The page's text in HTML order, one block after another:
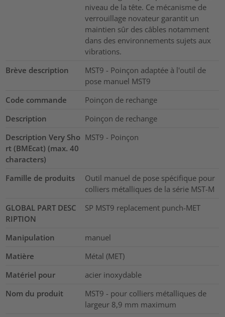
niveau de la tête. Ce mécanisme de
verrouillage novateur garantit un
maintien sûr des câbles notamment
dans des environnements sujets aux
vibrations.
Brève description
MST9 - Poinçon adaptée à l'outil de
pose manuel MST9
Code commande
Poinçon de rechange
Description
Poinçon de rechange
Description Very Sho
rt (BMEcat) (max. 40
characters)
MST9 - Poinçon
Famille de produits
Outil manuel de pose spécifique pour
colliers métalliques de la série MST-M
GLOBAL PART DESC
RIPTION
SP MST9 replacement punch-MET
Manipulation
manuel
Matière
Métal (MET)
Matériel pour
acier inoxydable
Nom du produit
MST9 - pour colliers métalliques de
largeur 8,9 mm maximum